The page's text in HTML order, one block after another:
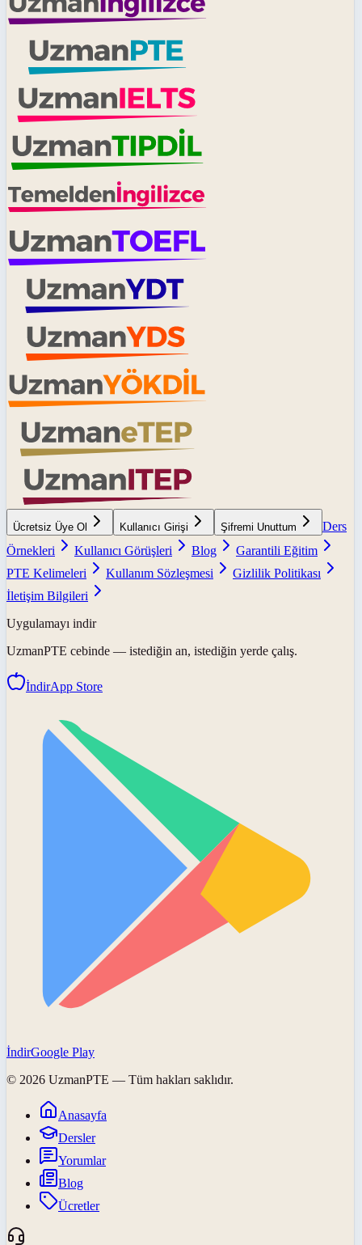
Ücretsiz Üye Ol Kullanıcı Girişi Şifremi Unuttum
Ders
Örnekleri
Kullanıcı Görüşleri Blog
Garantili Eğitim
PTE Kelimeleri
Kullanım Sözleşmesi
Gizlilik Politikası
İletişim Bilgileri
Uygulamayı indir
UzmanPTE cebinde — istediğin an, istediğin yerde çalış.
İndirApp Store
İndirGoogle Play
© 2026 UzmanPTE — Tüm hakları saklıdır.
Anasayfa
Dersler
Yorumlar
Blog
Ücretler